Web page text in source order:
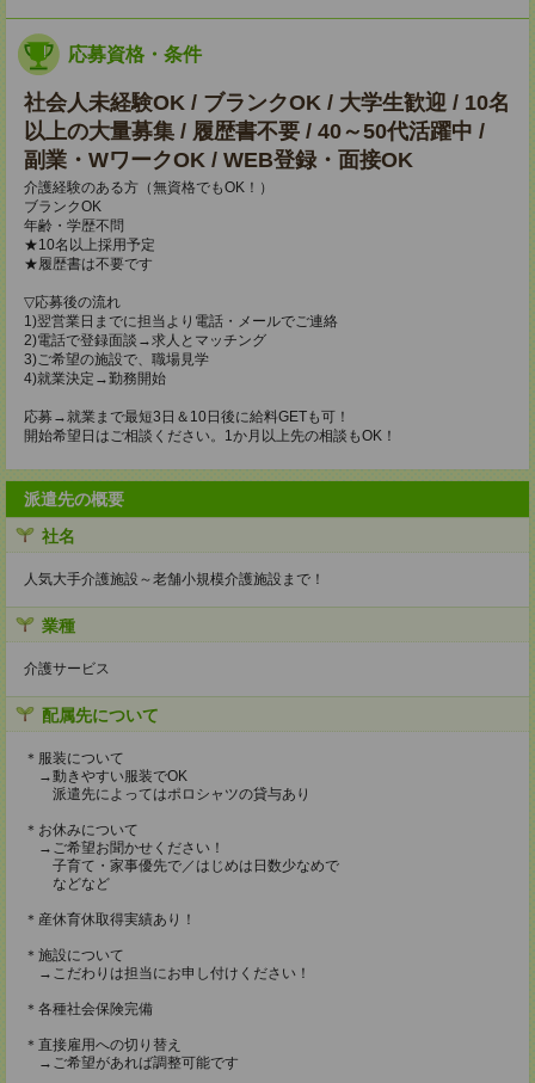
応募資格・条件
社会人未経験OK / ブランクOK / 大学生歓迎 / 10名
以上の大量募集 / 履歴書不要 / 40～50代活躍中 /
副業・WワークOK / WEB登録・面接OK
介護経験のある方（無資格でもOK！）
ブランクOK
年齢・学歴不問
★10名以上採用予定
★履歴書は不要です
▽応募後の流れ
1)翌営業日までに担当より電話・メールでご連絡
2)電話で登録面談→求人とマッチング
3)ご希望の施設で、職場見学
4)就業決定→勤務開始
応募→就業まで最短3日＆10日後に給料GETも可！
開始希望日はご相談ください。1か月以上先の相談もOK！
派遣先の概要
社名
人気大手介護施設～老舗小規模介護施設まで！
業種
介護サービス
配属先について
＊服装について
→動きやすい服装でOK
派遣先によってはポロシャツの貸与あり
＊お休みについて
→ご希望お聞かせください！
子育て・家事優先で／はじめは日数少なめで
などなど
＊産休育休取得実績あり！
＊施設について
→こだわりは担当にお申し付けください！
＊各種社会保険完備
＊直接雇用への切り替え
→ご希望があれば調整可能です